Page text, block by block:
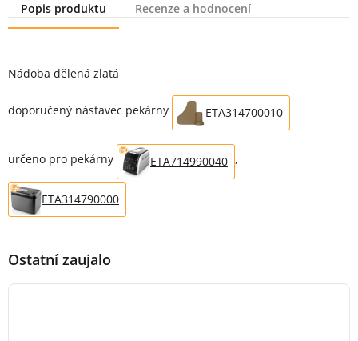
Popis produktu
Recenze a hodnocení
Nádoba dělená zlatá
doporučený nástavec pekárny ETA314700010
určeno pro pekárny ETA714990040 ,
ETA314790000
Ostatní zaujalo